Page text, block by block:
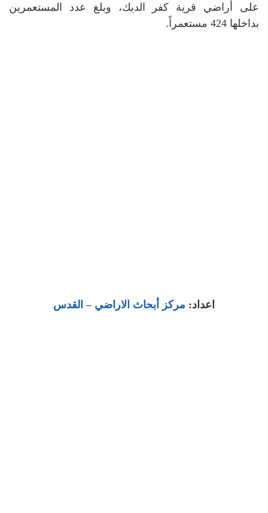
على أراضي قرية كفر الديك، وبلغ عدد المستعمرين
بداخلها 424 مستعمراً.
اعداد: مركز أبحاث الاراضي – القدس